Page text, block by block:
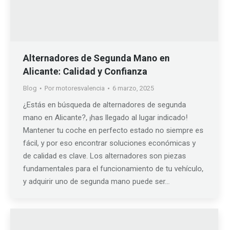
Alternadores de Segunda Mano en
Alicante: Calidad y Confianza
Blog Por motoresvalencia 6 marzo, 2025
¿Estás en búsqueda de alternadores de segunda
mano en Alicante?, ¡has llegado al lugar indicado!
Mantener tu coche en perfecto estado no siempre es
fácil, y por eso encontrar soluciones económicas y
de calidad es clave. Los alternadores son piezas
fundamentales para el funcionamiento de tu vehículo,
y adquirir uno de segunda mano puede ser…